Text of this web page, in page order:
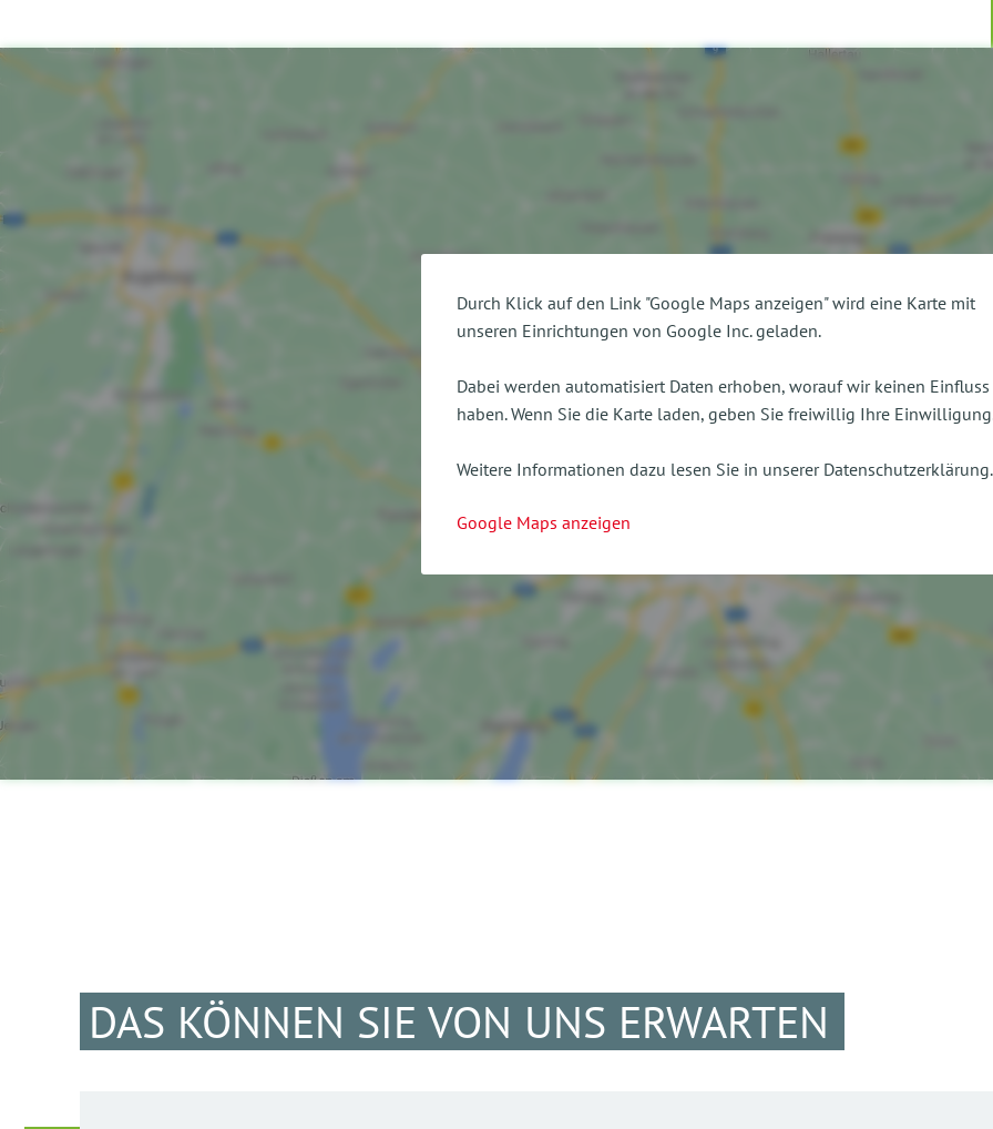
Durch Klick auf den Link "Google Maps anzeigen" wird eine Karte mit
unseren Einrichtungen von Google Inc. geladen.
Dabei werden automatisiert Daten erhoben, worauf wir keinen Einfluss
haben. Wenn Sie die Karte laden, geben Sie freiwillig Ihre
Weitere Informationen dazu lesen Sie in unserer Datenschutzerklärung.
Google Maps anzeigen
DAS KÖNNEN SIE VON UNS ERWARTEN